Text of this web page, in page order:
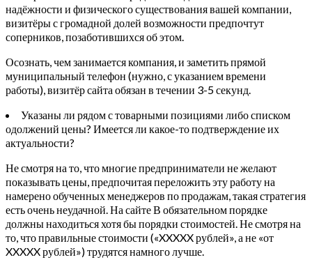
надёжности и физического существования вашей компании,
визитёры с громадной долей возможности предпочтут
соперников, позаботившихся об этом.
Осознать, чем занимается компания, и заметить прямой
муниципальный телефон (нужно, с указанием времени
работы), визитёр сайта обязан в течении 3-5 секунд.
Указаны ли рядом с товарными позициями либо списком
одолжений цены? Имеется ли какое-то подтверждение их
актуальности?
Не смотря на то, что многие предприниматели не желают
показывать цены, предпочитая переложить эту работу на
намерено обученных менеджеров по продажам, такая стратегия
есть очень неудачной. На сайте В обязательном порядке
должны находиться хотя бы порядки стоимостей. Не смотря на
то, что правильные стоимости («XXXXX рублей», а не «от
XXXXX рублей») трудятся намного лучше.